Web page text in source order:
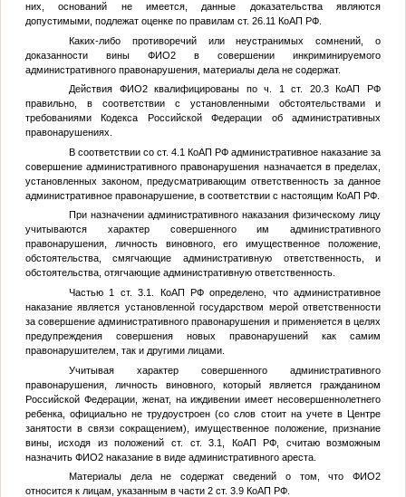
них, оснований не имеется, данные доказательства являются
допустимыми, подлежат оценке по правилам ст. 26.11 КоАП РФ.
Каких-либо противоречий или неустранимых сомнений, о
доказанности вины ФИО2 в совершении инкриминируемого
административного правонарушения, материалы дела не содержат.
Действия ФИО2квалифицированы по ч. 1 ст. 20.3 КоАП РФ
правильно, в соответствии с установленными обстоятельствами и
требованиями Кодекса Российской Федерации об административных
правонарушениях.
В соответствии со ст. 4.1 КоАП РФ административное наказание за
совершение административного правонарушения назначается в пределах,
установленных законом, предусматривающим ответственность за данное
административное правонарушение, в соответствии с настоящим КоАП РФ.
При назначении административного наказания физическому лицу
учитываются характер совершенного им административного
правонарушения, личность виновного, его имущественное положение,
обстоятельства, смягчающие административную ответственность, и
обстоятельства, отягчающие административную ответственность.
Частью 1 ст. 3.1. КоАП РФ определено, что административное
наказание является установленной государством мерой ответственности
за совершение административного правонарушения и применяется в целях
предупреждения совершения новых правонарушений как самим
правонарушителем, так и другими лицами.
Учитывая характер совершенного административного
правонарушения, личность виновного, который является гражданином
Российской Федерации, женат, на иждивении имеет несовершеннолетнего
ребенка, официально не трудоустроен (со слов стоит на учете в Центре
занятости в связи сокращением), имущественное положение, признание
вины, исходя из положений ст. ст. 3.1, КоАП РФ, считаю возможным
назначить ФИО2наказание в виде административного ареста.
Материалы дела не содержат сведений о том, чтоФИО2
относится к лицам, указанным в части 2 ст. 3.9 КоАП РФ.